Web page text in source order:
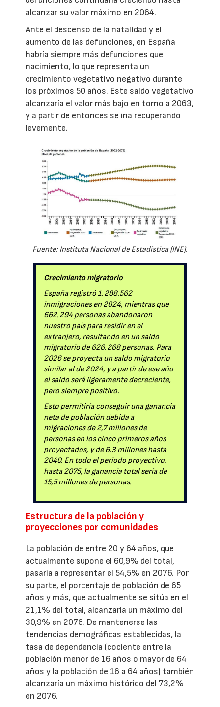
alcanzar su valor máximo en 2064.
Ante el descenso de la natalidad y el
aumento de las defunciones, en España
habría siempre más defunciones que
nacimiento, lo que representa un
crecimiento vegetativo negativo durante
los próximos 50 años. Este saldo vegetativo
alcanzaría el valor más bajo en torno a 2063,
y a partir de entonces se iría recuperando
levemente.
Fuente: Instituta Nacional de Estadística (INE).
Crecimiento migratorio
España registró 1.288.562
inmigraciones en 2024, mientras que
662.294 personas abandonaron
nuestro país para residir en el
extranjero, resultando en un saldo
migratorio de 626.268 personas. Para
2026 se proyecta un saldo migratorio
similar al de 2024, y a partir de ese año
el saldo será ligeramente decreciente,
pero siempre positivo.
Esto permitiría conseguir una ganancia
neta de población debida a
migraciones de 2,7 millones de
personas en los cinco primeros años
proyectados, y de 6,3 millones hasta
2040. En todo el periodo proyectivo,
hasta 2075, la ganancia total sería de
15,5 millones de personas.
Estructura de la población y
proyecciones por comunidades
La población de entre 20 y 64 años, que
actualmente supone el 60,9% del total,
pasaría a representar el 54,5% en 2076. Por
su parte, el porcentaje de población de 65
años y más, que actualmente se sitúa en el
21,1% del total, alcanzaría un máximo del
30,9% en 2076. De mantenerse las
tendencias demográficas establecidas, la
tasa de dependencia (cociente entre la
población menor de 16 años o mayor de 64
años y la población de 16 a 64 años) también
alcanzaría un máximo histórico del 73,2%
en 2076.